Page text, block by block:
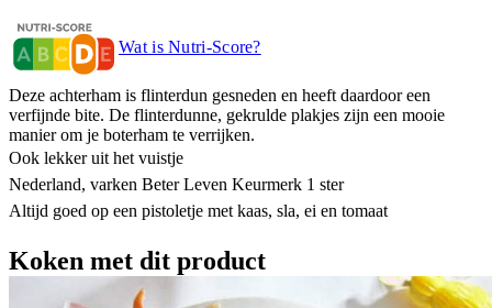
Wat is Nutri-Score?
Deze achterham is flinterdun gesneden en heeft daardoor een
verfijnde bite. De flinterdunne, gekrulde plakjes zijn een mooie
manier om je boterham te verrijken.
Ook lekker uit het vuistje
Nederland, varken Beter Leven Keurmerk 1 ster
Altijd goed op een pistoletje met kaas, sla, ei en tomaat
Koken met dit product